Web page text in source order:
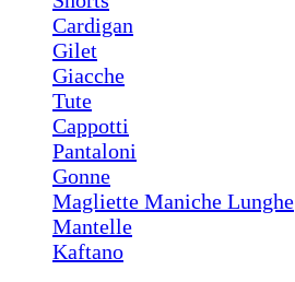
Cardigan
Gilet
Giacche
Tute
Cappotti
Pantaloni
Gonne
Magliette Maniche Lunghe
Mantelle
Kaftano